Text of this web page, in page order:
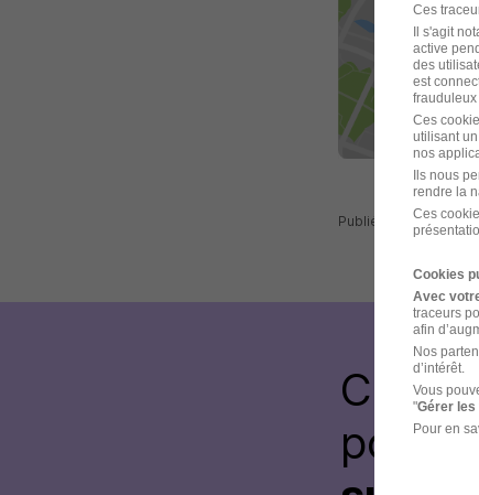
Publiée le 29/07/
Ces
Il s'agit
active
des
est
frauduleux
Ces
utilisant
nos
Ils nous
rendre la
Ces
Cookies
Avec
traceurs
afin
Nos
d’intérêt.
Vous
"Gérer
Pour en